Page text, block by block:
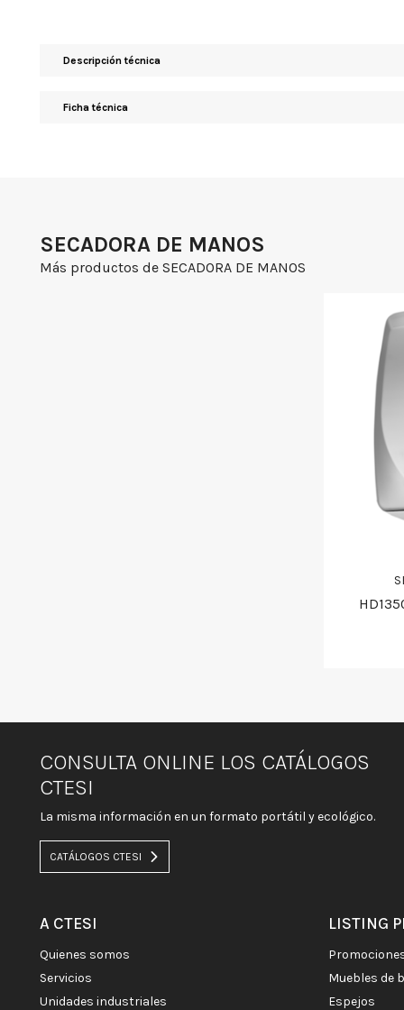
Descripción técnica
Ficha técnica
SECADORA DE MANOS
Más productos de SECADORA DE MANOS
CONSULTA ONLINE LOS CATÁLOGOS
CTESI
La misma información en un formato portátil y ecológico.
CATÁLOGOS CTESI
A CTESI
quienes somos
servicios
unidades industriales
LISTING
muebles de
espejos